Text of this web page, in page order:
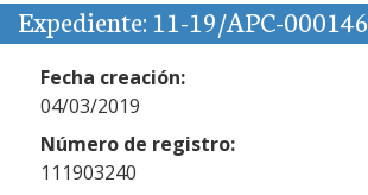
Expediente: 11-19/APC-000146
Fecha creación:
04/03/2019
Número de registro:
111903240